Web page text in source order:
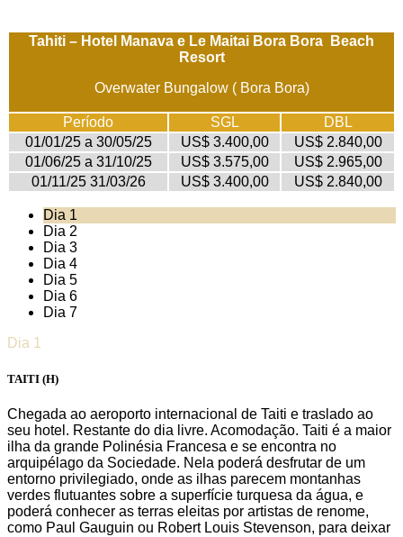
Tahiti – Hotel Manava e Le Maitai Bora Bora Beach
Resort
Overwater Bungalow ( Bora Bora)
Período SGL
DBL
01/01/25 a 30/05/25
US$ 3.400,00
US$ 2.840,00
01/06/25 a 31/10/25
US$ 3.575,00
US$ 2.965,00
01/11/25 31/03/26
US$ 3.400,00 US$ 2.840,00
Dia 1
Dia 2
Dia 3
Dia 4
Dia 5
Dia 6
Dia 7
Dia 1
TAITI (H)
Chegada ao aeroporto internacional de Taiti e traslado ao
seu hotel. Restante do dia livre. Acomodação. Taiti é a maior
ilha da grande Polinésia Francesa e se encontra no
arquipélago da Sociedade. Nela poderá desfrutar de um
entorno privilegiado, onde as ilhas parecem montanhas
verdes flutuantes sobre a superfície turquesa da água, e
poderá conhecer as terras eleitas por artistas de renome,
como Paul Gauguin ou Robert Louis Stevenson, para deixar